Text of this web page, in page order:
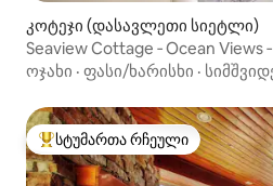
კოტეჯი (დასავლეთი სიეტლი)
Seaview Cottage ‑ Ocean Views
ოჯახი · ფასი/ხარისხი ·
სტუმართა რჩეული მოწინავე
სტუმართა რჩეული